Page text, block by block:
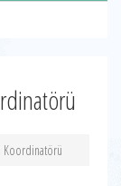
Koordinatörü